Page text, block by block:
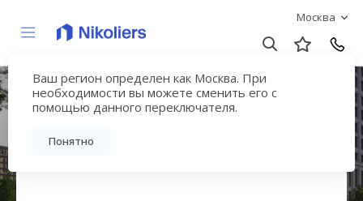
Москва
Ваш регион определен как Москва. При
необходимости вы можете сменить его с
помощью данного переключателя.
Понятно
Квартал «МОНС»
Вернуться на страницу жилого комплекса